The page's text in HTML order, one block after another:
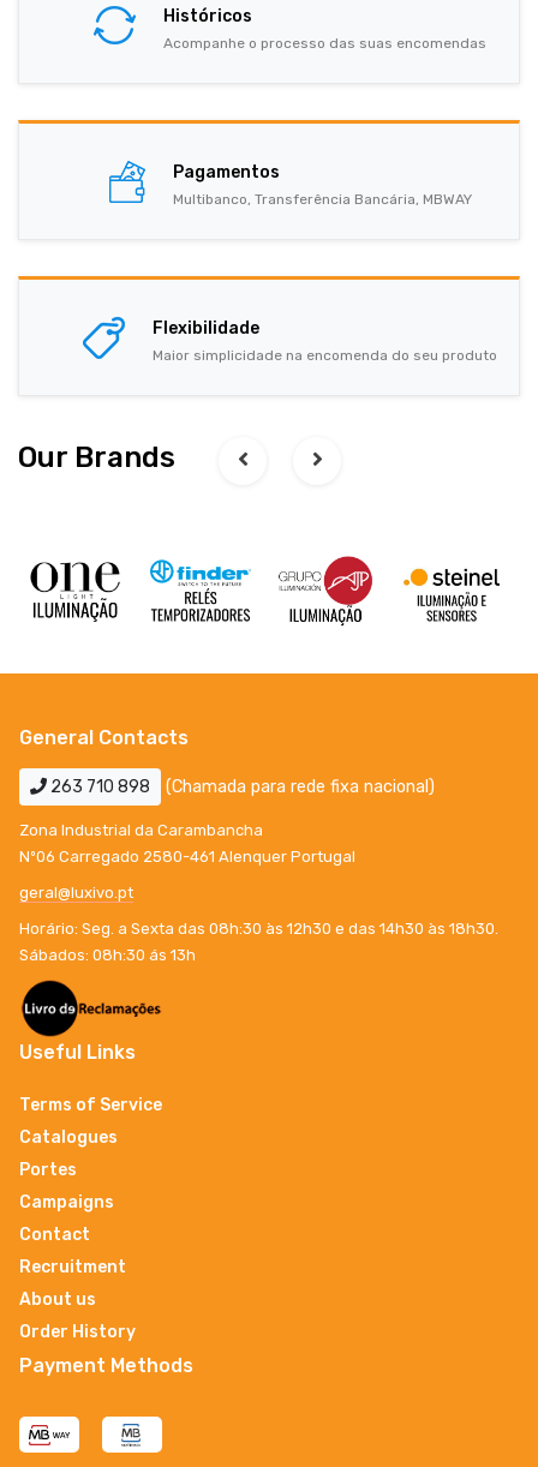
Históricos
Acompanhe o processo das suas encomendas
Pagamentos
Multibanco, Transferência Bancária, MBWAY
Flexibilidade
Maior simplicidade na encomenda do seu produto
Our Brands
General Contacts
263 710 898 (Chamada para rede fixa nacional)
Zona Industrial da Carambancha
Nº06 Carregado 2580-461 Alenquer Portugal
geral@luxivo.pt
Horário: Seg. a Sexta das 08h:30 às 12h30 e das 14h30 às 18h30.
Sábados: 08h:30 ás 13h
Useful Links
Terms of Service
Catalogues
Portes
Campaigns
Contact
Recruitment
About us
Order History
Payment Methods